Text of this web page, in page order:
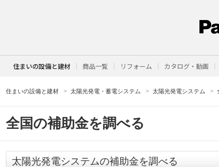
住まいの設備と建材 商品一覧 リフォーム カタログ・動画
住まいの設備と建材 太陽光発電・蓄電システム 太陽光発電システム
全国の補助金を調べる
太陽光発電システムの補助金を調べる